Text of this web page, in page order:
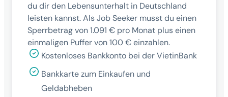
du dir den Lebensunterhalt in Deutschland
leisten kannst. Als Job Seeker musst du einen
Sperrbetrag von 1.091 € pro Monat plus einen
einmaligen Puffer von 100 € einzahlen.
Kostenloses Bankkonto bei der VietinBank
Bankkarte zum Einkaufen und
Geldabheben